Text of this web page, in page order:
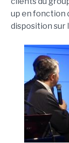
up en fonction
disposition sur